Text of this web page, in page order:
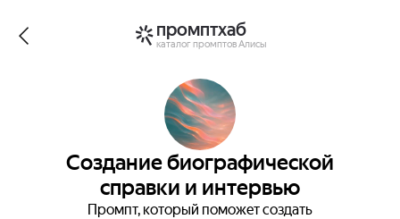
промптхаб
каталог промптов Алисы
Создание биографической
справки и интервью
Промпт, который поможет создать